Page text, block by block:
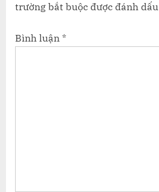
trường bắt buộc được đánh dấu
Bình luận *